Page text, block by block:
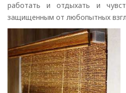
работать и отдыхать и
защищенным от любопытных